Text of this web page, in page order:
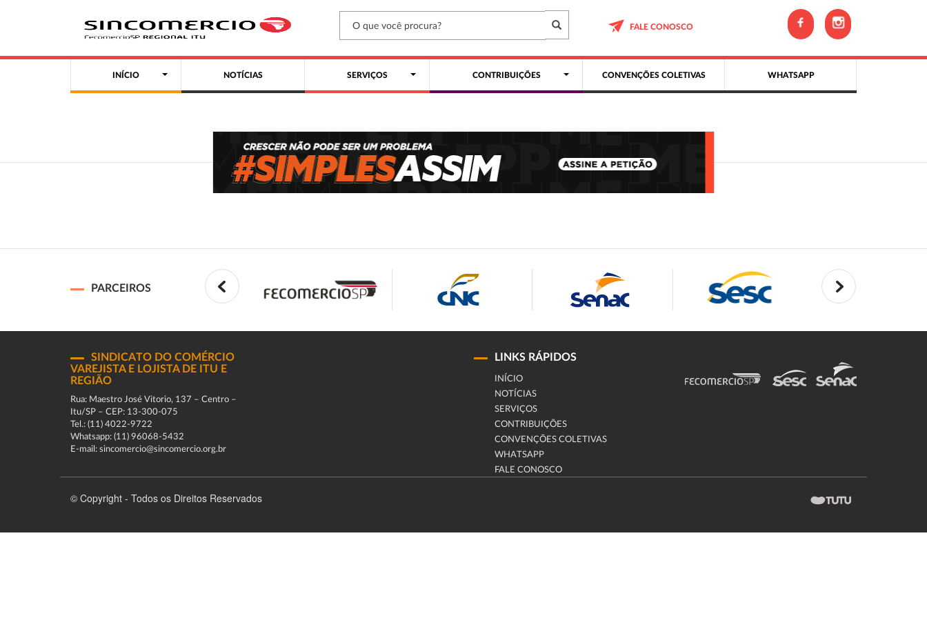
FALE CONOSCO
INÍCIO NOTÍCIAS SERVIÇOS CONTRIBUIÇÕES CONVENÇÕES COLETIVAS WHATSAPP
PARCEIROS
SINDICATO DO COMÉRCIO
VAREJISTA E LOJISTA DE ITU E
REGIÃO
Rua: Maestro José Vitorio, 137 – Centro –
Itu/SP – CEP: 13-300-075
Tel.: (11) 4022-9722
Whatsapp: (11) 96068-5432
E-mail: sincomercio@sincomercio.org.br
LINKS RÁPIDOS
INÍCIO
NOTÍCIAS
SERVIÇOS
CONTRIBUIÇÕES
CONVENÇÕES COLETIVAS
WHATSAPP
FALE CONOSCO
© Copyright - Todos os Direitos Reservados